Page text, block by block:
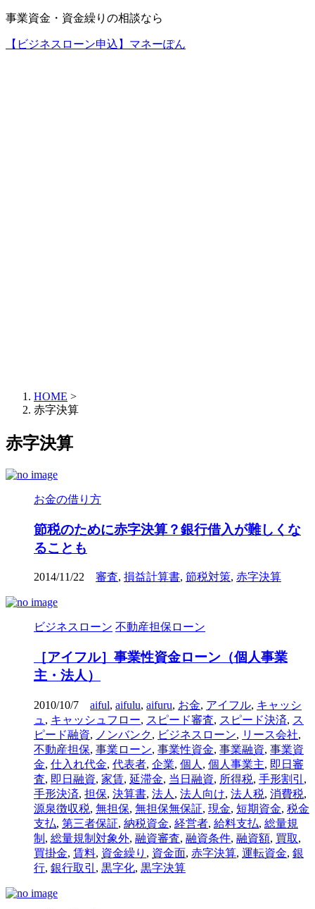
事業資金・資金繰りの相談なら
【ビジネスローン申込】マネーぽん
HOME >
赤字決算
赤字決算
お金の借り方
節税のために赤字決算？銀行借入が難しくな
ることも
2014/11/22 審査, 損益計算書, 節税対策, 赤字決算
ビジネスローン 不動産担保ローン
［アイフル］事業性資金ローン（個人事業
主・法人）
2010/10/7 aiful, aifulu, aifuru, お金, アイフル, キャッシ
ュ , キャッシュフロー, スピード審査, スピード決済, ス
ピード融資, ノンバンク, ビジネスローン, リース会社,
不動産担保, 事業ローン, 事業性資金, 事業融資, 事業資
金, 仕入れ代金, 代表者, 企業, 個人 , 個人事業主, 即日審
査, 即日融資, 家賃, 延滞金, 当日融資, 所得税, 手形割引 ,
手形決済, 担保, 決算書, 法人 , 法人向け, 法人税, 消費税,
源泉徴収税, 無担保, 無担保無保証, 現金, 短期資金, 税金
支払, 第三者保証, 納税資金, 経営者, 給料支払, 総量規
制 , 総量規制対象外, 融資審査, 融資条件, 融資額, 買取,
買掛金, 賃料, 資金繰り , 資金面, 赤字決算, 運転資金, 銀
行, 銀行取引 , 黒字化, 黒字決算